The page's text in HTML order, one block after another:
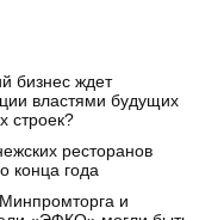
бизнес ждет
властями будущих
строек?
ресторанов
конца года
и